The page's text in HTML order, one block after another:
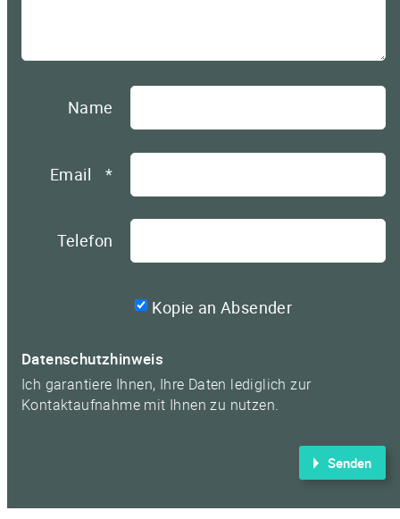
Name
Email *
Telefon
Kopie an Absender
Datenschutzhinweis
Ich garantiere Ihnen, Ihre Daten lediglich zur
Kontaktaufnahme mit Ihnen zu nutzen.